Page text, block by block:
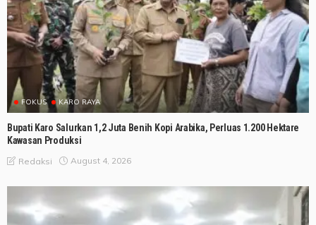
FOKUS KARO RAYA
Bupati Karo Salurkan 1,2 Juta Benih Kopi Arabika, Perluas 1.200 Hektare
Kawasan Produksi
Redaksi August 4, 2026